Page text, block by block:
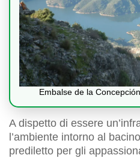
Embalse de la
A dispetto di essere
l’ambiente intorno al
prediletto per gli